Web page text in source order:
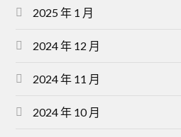
2025 年 1 月
2024 年 12 月
2024 年 11 月
2024 年 10 月